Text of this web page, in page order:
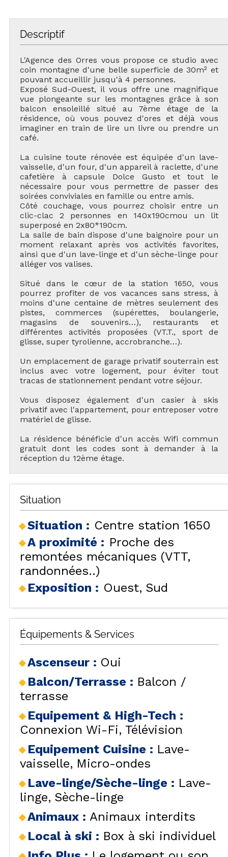
Descriptif
L'Agence des Orres vous propose ce studio avec
coin montagne d'une belle superficie de 30m² et
pouvant accueillir jusqu'à 4 personnes.
Exposé Sud-Ouest, il vous offre une magnifique
vue plongeante sur les montagnes grâce à son
balcon ensoleillé situé au 7ème étage de la
résidence, où vous pouvez d'ores et déjà vous
imaginer en train de lire un livre ou prendre un
café.
La cuisine toute rénovée est équipée d'un lave-
vaisselle, d'un four, d'un appareil à raclette, d'une
cafetière à capsule Dolce Gusto et tout le
nécessaire pour vous permettre de passer des
soirées conviviales en famille ou entre amis.
Côté couchage, vous pourrez choisir entre un
clic-clac 2 personnes en 140x190cmou un lit
superposé en 2x80*190cm.
La salle de bain dispose d'une baignoire pour un
moment relaxant après vos activités favorites,
ainsi que d'un lave-linge et d'un sèche-linge pour
alléger vos valises.
Situé dans le cœur de la station 1650, vous
pourrez profiter de vos vacances sans stress, à
moins d'une centaine de mètres seulement des
pistes, commerces (supérettes, boulangerie,
magasins de souvenirs…), restaurants et
différentes activités proposées (VT.T., sport de
glisse, super tyrolienne, accrobranche…).
Un emplacement de garage privatif souterrain est
inclus avec votre logement, pour éviter tout
tracas de stationnement pendant votre séjour.
Vous disposez également d'un casier à skis
privatif avec l'appartement, pour entreposer votre
matériel de glisse.
La résidence bénéficie d'un accès Wifi commun
gratuit dont les codes sont à demander à la
réception du 12ème étage.
Situation
Situation : Centre station 1650
A proximité : Proche des
remontées mécaniques (VTT,
randonnées..)
Exposition : Ouest Sud
Équipements & Services
Ascenseur : Oui
Balcon/Terrasse : Balcon /
terrasse
Equipement & High-Tech :
Connexion Wi-Fi Télévision
Equipement Cuisine : Lave-
vaisselle
Micro-ondes
Lave-linge/Sèche-linge : Lave-
linge Sèche-linge
Animaux : Animaux interdits
Local à ski : Box à ski individuel